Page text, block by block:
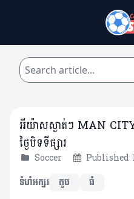
អីយ៉ាសស្ងាត់ៗ MAN CITY
ថ្ងៃបិទទីផ្សារ
Soccer Published
ទំហំអក្សរ
តូច ធំ